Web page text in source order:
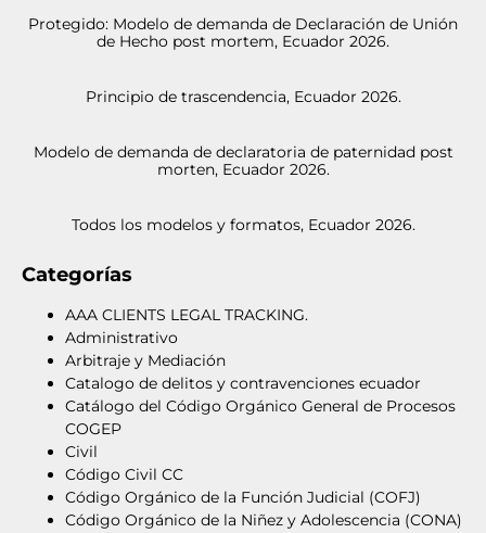
Protegido: Modelo de demanda de Declaración de Unión
de Hecho post mortem, Ecuador 2026.
Principio de trascendencia, Ecuador 2026.
Modelo de demanda de declaratoria de paternidad post
morten, Ecuador 2026.
Todos los modelos y formatos, Ecuador 2026.
Categorías
AAA CLIENTS LEGAL TRACKING.
Administrativo
Arbitraje y Mediación
Catalogo de delitos y contravenciones ecuador
Catálogo del Código Orgánico General de Procesos
COGEP
Civil
Código Civil CC
Código Orgánico de la Función Judicial (COFJ)
Código Orgánico de la Niñez y Adolescencia (CONA)